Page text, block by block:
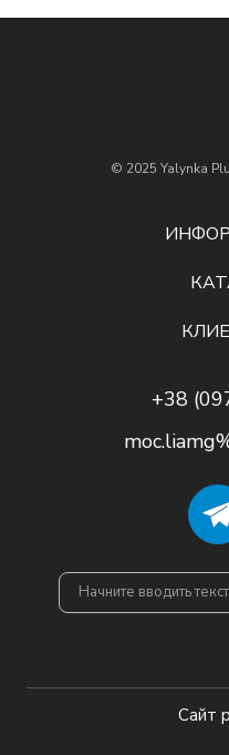
© 2025 Yalynka
+38
Сайт